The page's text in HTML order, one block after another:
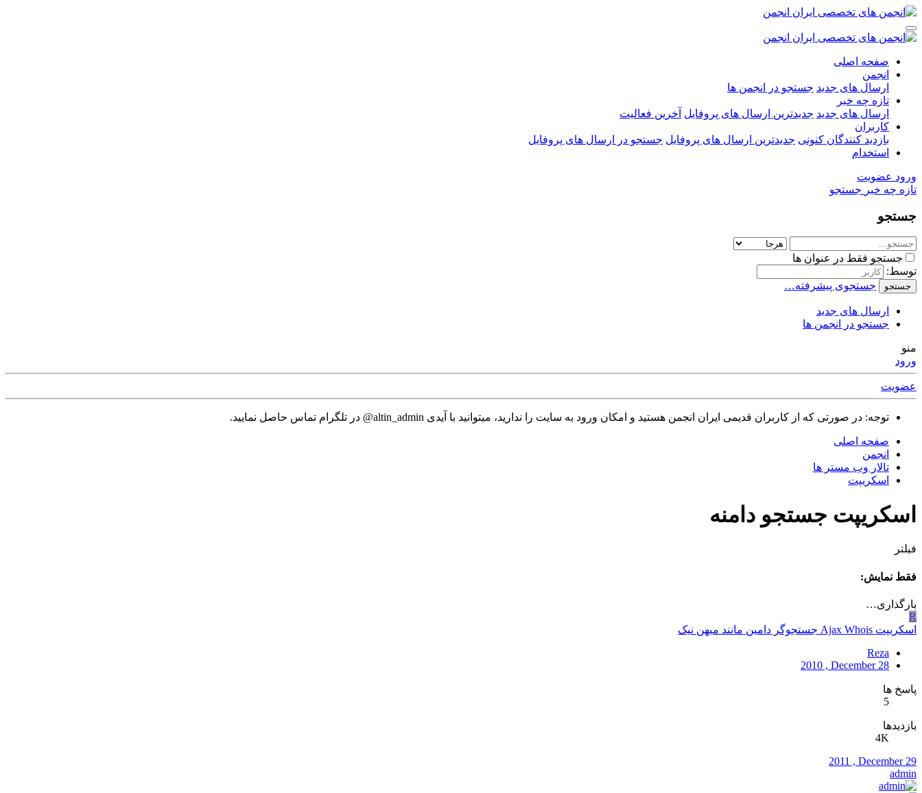
صفحه اصلی
انجمن
ارسال های جدید جستجو در انجمن ها
تازه چه خبر
ارسال های جدید جدیدترین ارسال های پروفایل آخرین فعالیت
کاربران
بازدید کنندگان کنونی جدیدترین ارسال های پروفایل جستجو در ارسال های پروفایل
استخدام
ورود عضویت
تازه چه خبر جستجو
جستجو
جستجو فقط در عنوان ها
توسط:
جستجو جستجوی پیشرفته…
ارسال های جدید
جستجو در انجمن ها
منو
ورود
عضویت
توجه: در صورتی که از کاربران قدیمی ایران انجمن هستید و امکان ورود به سایت را ندارید، میتوانید با آیدی altin_admin@ در تلگرام تماس حاصل نمایید.
صفحه اصلی
انجمن
تالار وب مستر ها
اسکریپت
اسکریپت جستجو دامنه
فیلتر
فقط نمایش:
بارگذاری…
R
اسکریپت Ajax Whois جستجوگر دامین مانند میهن نیک
Reza
2010 , December 28
پاسخ ها
5
بازدیدها
4K
2011 , December 29
admin